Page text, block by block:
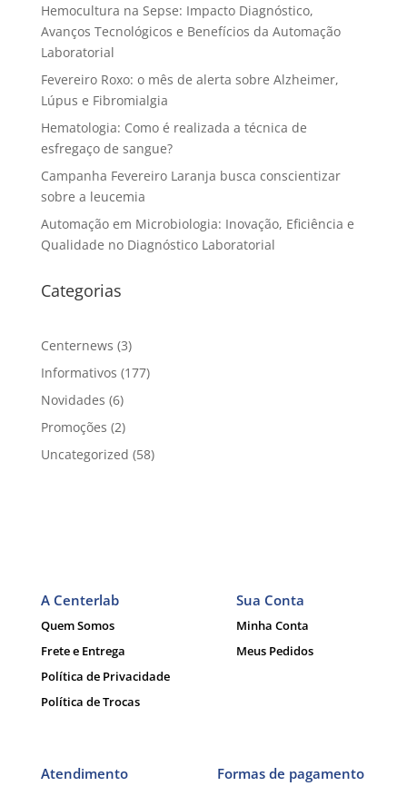
Hemocultura na Sepse: Impacto Diagnóstico,
Avanços Tecnológicos e Benefícios da Automação
Laboratorial
Fevereiro Roxo: o mês de alerta sobre Alzheimer,
Lúpus e Fibromialgia
Hematologia: Como é realizada a técnica de
esfregaço de sangue?
Campanha Fevereiro Laranja busca conscientizar
sobre a leucemia
Automação em Microbiologia: Inovação, Eficiência e
Qualidade no Diagnóstico Laboratorial
Categorias
Centernews (3)
Informativos (177)
Novidades (6)
Promoções (2)
Uncategorized (58)
A Centerlab
Quem Somos
Frete e Entrega
Política de Privacidade
Política de Trocas
Sua Conta
Minha Conta
Meus Pedidos
Atendimento
Formas de pagamento